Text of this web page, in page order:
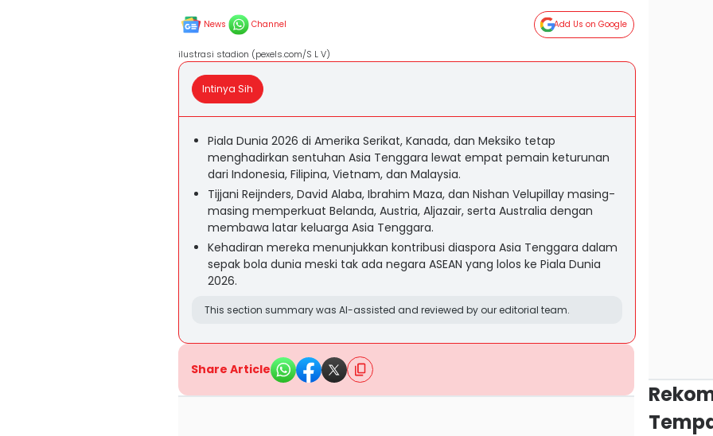
News Channel Add Us on Google
ilustrasi stadion (pexels.com/S L V)
Intinya Sih
Piala Dunia 2026 di Amerika Serikat, Kanada, dan Meksiko tetap
menghadirkan sentuhan Asia Tenggara lewat empat pemain keturunan
dari Indonesia, Filipina, Vietnam, dan Malaysia.
Tijjani Reijnders, David Alaba, Ibrahim Maza, dan Nishan Velupillay masing-
masing memperkuat Belanda, Austria, Aljazair, serta Australia dengan
membawa latar keluarga Asia Tenggara.
Kehadiran mereka menunjukkan kontribusi diaspora Asia Tenggara dalam
sepak bola dunia meski tak ada negara ASEAN yang lolos ke Piala Dunia
2026.
This section summary was AI-assisted and reviewed by our editorial team.
Share Article